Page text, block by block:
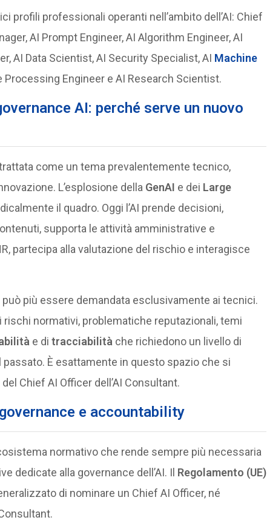
profili professionali operanti nell’ambito dell’AI: Chief
AI Prompt Engineer, AI Algorithm Engineer, AI
AI Data Scientist, AI Security Specialist, AI Machine
Processing Engineer e AI Research Scientist.
AI: perché serve un nuovo
come un tema prevalentemente tecnico,
L’esplosione della GenAI e dei Large
il quadro. Oggi l’AI prende decisioni,
supporta le attività amministrative e
partecipa alla valutazione del rischio e interagisce
può più essere demandata esclusivamente ai tecnici.
normativi, problematiche reputazionali, temi
e di tracciabilità che richiedono un livello di
È esattamente in questo spazio che si
Chief AI Officer dell’AI Consultant.
e accountability
normativo che rende sempre più necessaria
dedicate alla governance dell’AI. Il Regolamento (UE)
di nominare un Chief AI Officer, né